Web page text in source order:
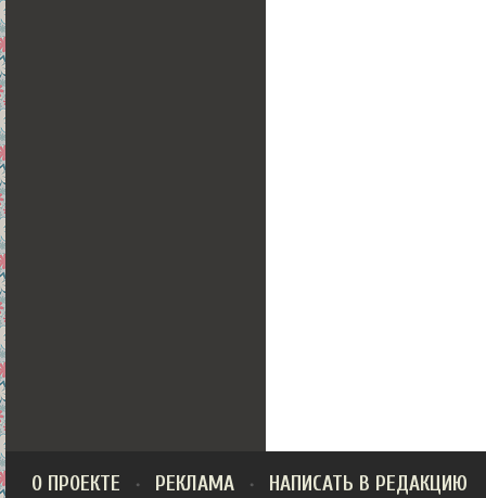
О ПРОЕКТЕ РЕКЛАМА НАПИСАТЬ В РЕДАКЦИЮ